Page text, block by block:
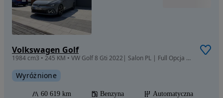
Volkswagen Golf
1984 cm3 • 245 KM • VW Golf 8 Gti 2022| Salon PL | Full Opcja | FV 23%
Wyróżnione
60 619 km Benzyna
Automatyczna